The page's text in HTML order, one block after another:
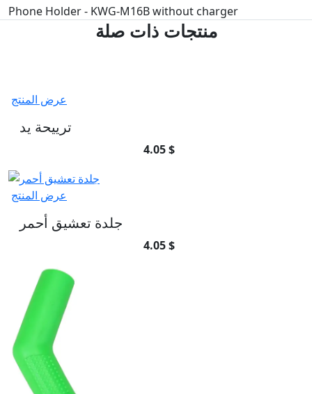
Phone Holder - KWG-M16B without charger
منتجات ذات صلة
عرض المنتج
ترييحة يد
4.05 $
عرض المنتج
جلدة تعشيق أحمر
4.05 $